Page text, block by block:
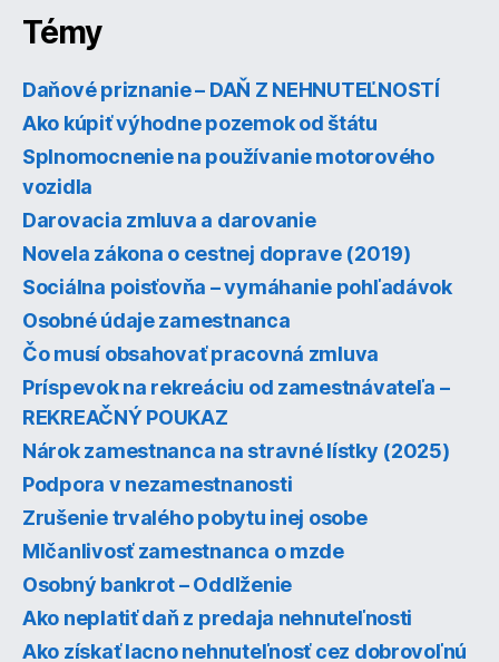
Témy
Daňové priznanie – DAŇ Z NEHNUTEĽNOSTÍ
Ako kúpiť výhodne pozemok od štátu
Splnomocnenie na používanie motorového
vozidla
Darovacia zmluva a darovanie
Novela zákona o cestnej doprave (2019)
Sociálna poisťovňa – vymáhanie pohľadávok
Osobné údaje zamestnanca
Čo musí obsahovať pracovná zmluva
Príspevok na rekreáciu od zamestnávateľa –
REKREAČNÝ POUKAZ
Nárok zamestnanca na stravné lístky (2025)
Podpora v nezamestnanosti
Zrušenie trvalého pobytu inej osobe
Mlčanlivosť zamestnanca o mzde
Osobný bankrot – Oddlženie
Ako neplatiť daň z predaja nehnuteľnosti
Ako získať lacno nehnuteľnosť cez dobrovoľnú